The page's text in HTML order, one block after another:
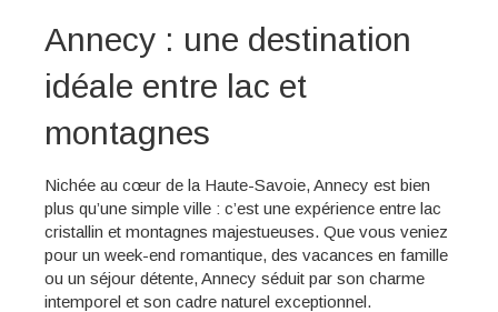
Annecy : une destination
idéale entre lac et
montagnes
Nichée au cœur de la Haute-Savoie, Annecy est bien
plus qu’une simple ville : c’est une expérience entre lac
cristallin et montagnes majestueuses. Que vous veniez
pour un week-end romantique, des vacances en famille
ou un séjour détente, Annecy séduit par son charme
intemporel et son cadre naturel exceptionnel.